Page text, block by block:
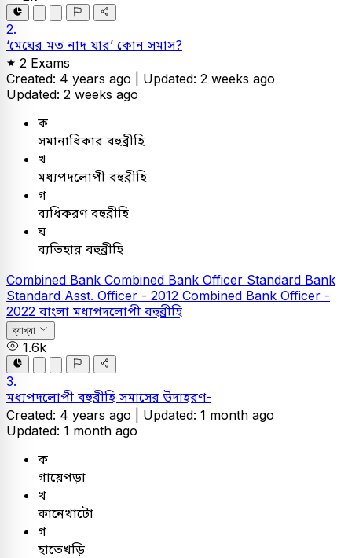
2.
‘মেঘের মত নাদ যার’ কোন সমাস?
2 Exams
Created: 4 years ago | Updated: 2 weeks ago
Updated: 2 weeks ago
ক
সমানাধিকার বহুব্রীহি
খ
মধ্যপদলোপী বহুব্রীহি
গ
ব্যধিকরণ বহুব্রীহি
ঘ
ব্যতিহার বহুব্রীহি
Combined Bank Combined Bank Officer Standard Bank
Standard Asst. Officer - 2012 Combined Bank Officer -
2022 বাংলা মধ্যপদলোপী বহুব্রীহি
ব্যাখ্যা
1.6k
3.
মধ্যপদলোপী বহুব্রীহি সমাসের উদাহরণ-
Created: 4 years ago | Updated: 1 month ago
Updated: 1 month ago
ক
গায়েপড়া
খ
কানেখাটো
গ
হাতেখড়ি